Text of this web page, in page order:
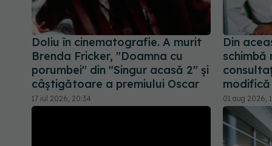
Doliu în cinematografie. A murit
Brenda Fricker, "Doamna cu
porumbei" din "Singur acasă 2" și
câștigătoare a premiului Oscar
17 iul 2026, 20:34
Din
schimbă
01 aug 2026,